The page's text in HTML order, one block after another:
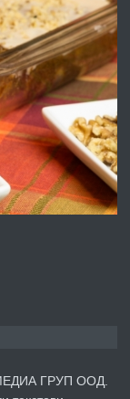
преди 10 месеца
машина -
преди 1 година
ГРУП ООД.